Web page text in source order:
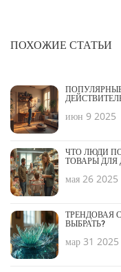
ПОХОЖИЕ СТАТЬИ
июн 9 2025
ЧТО ЛЮДИ
ТОВАРЫ
мая 26 2025
ТРЕНДОВАЯ
ВЫБРАТЬ?
мар 31 2025